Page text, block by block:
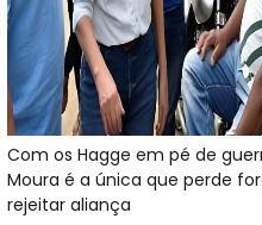
Com os Hagge em pé de
Moura é a única que perde
rejeitar aliança